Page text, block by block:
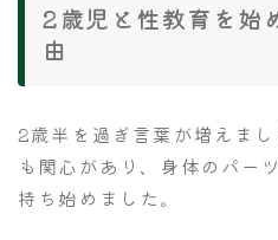
2歳児と性教育を始
由
2歳半を過ぎ言葉が増えま
も関心があり、身体のパー
持ち始めました。